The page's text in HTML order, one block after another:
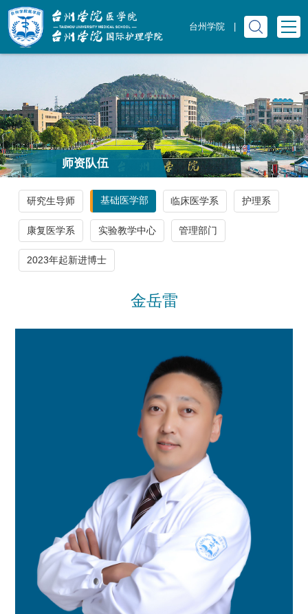
台州学院
师资队伍
研究生导师 基础医学部 临床医学系 护理系
康复医学系 实验教学中心 管理部门
2023年起新进博士
金岳雷